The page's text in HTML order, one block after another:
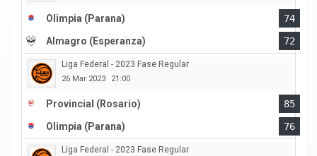
Olimpia (Parana)
74
Almagro (Esperanza)
72
Liga Federal - 2023 Fase Regular
26 Mar 2023 21:00
Provincial (Rosario)
85
Olimpia (Parana)
76
Liga Federal - 2023 Fase Regular